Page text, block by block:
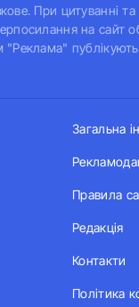
При цитуванні та
на сайт
"Реклама"
Загальна
Правила
Редакція
Контакти
Політика